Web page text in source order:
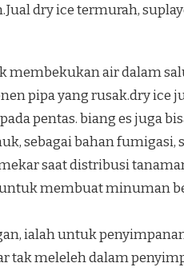
dry ice termurah,
membekukan air dalam
pipa yang rusak.dry ice
pentas. biang es juga
sebagai bahan fumigasi,
saat distribusi
membuat minuman
ialah untuk
tak meleleh dalam